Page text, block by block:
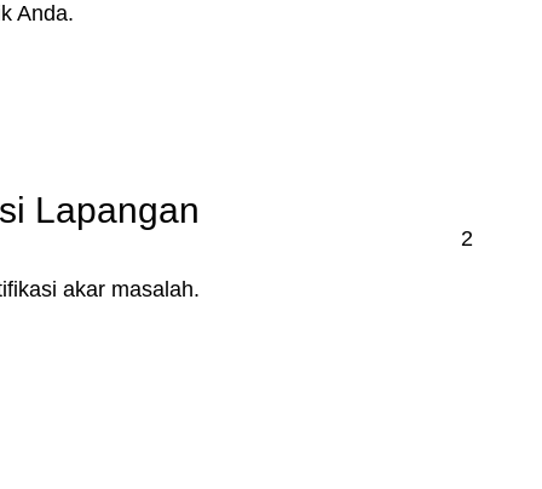
Anda.
2
Lapangan
akar masalah.